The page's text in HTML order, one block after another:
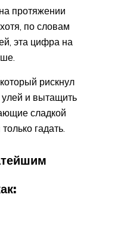
протяжении
по словам
эта цифра на
рискнул
улей и вытащить
сладкой
гадать.